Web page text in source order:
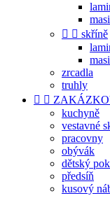
  skříně
zrcadla
truhly
 
kuchyně
vestavné
pracovny
obývák
dětský
předsíň
kusový